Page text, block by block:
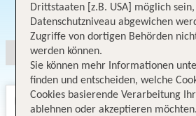
Drittstaaten [z.B. USA] möglich
Datenschutzniveau abgewichen
Zugriffe von dortigen Behörden
werden können.
Sie können mehr Informationen
finden und entscheiden, welche
Cookies basierende Verarbeitung
ablehnen oder akzeptieren